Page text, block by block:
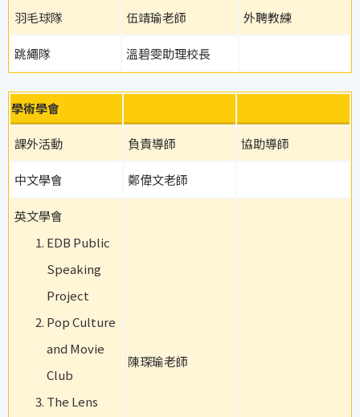
羽毛球隊 伍靖瑜老師 外聘教練
跳繩隊 溫碧雯助理校長
學術學會
課外活動 負責導師 協助導師
中文學會 鄭偉文老師
英文學會
EDB Public
Speaking
Project
Pop Culture
and Movie
Club
The Lens
陳琛瑜老師